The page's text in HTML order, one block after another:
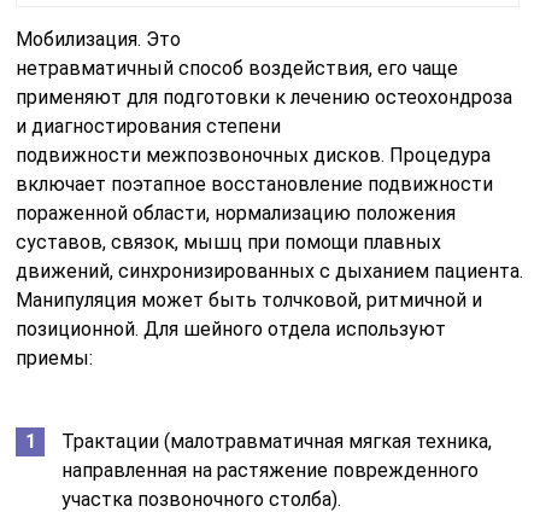
Мобилизация. Это
нетравматичный способ воздействия, его чаще
применяют для подготовки к лечению остеохондроза
и диагностирования степени
подвижности межпозвоночных дисков. Процедура
включает поэтапное восстановление подвижности
пораженной области, нормализацию положения
суставов, связок, мышц при помощи плавных
движений, синхронизированных с дыханием пациента.
Манипуляция может быть толчковой, ритмичной и
позиционной. Для шейного отдела используют
приемы:
Трактации (малотравматичная мягкая техника,
направленная на растяжение поврежденного
участка позвоночного столба).